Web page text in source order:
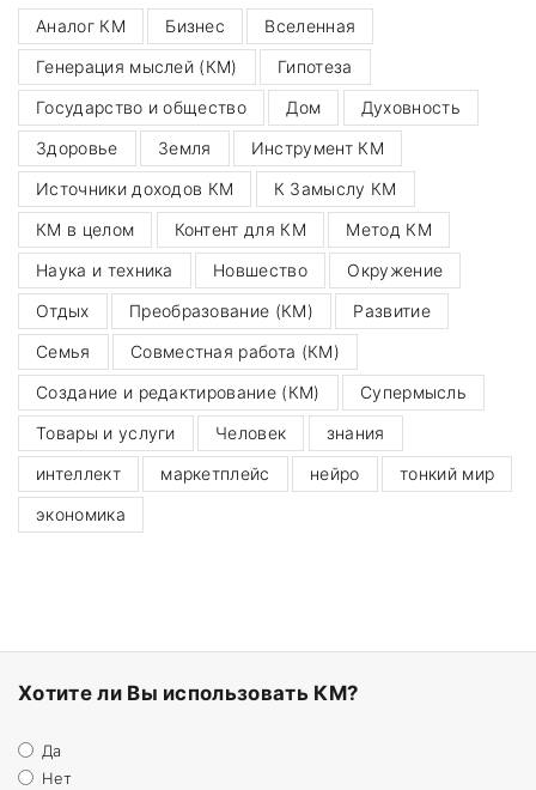
Аналог КМ Бизнес
Вселенная
Генерация мыслей (КМ)
Гипотеза
Государство и общество
Дом
Духовность
Здоровье
Земля
Инструмент КМ
Источники доходов КМ
К Замыслу КМ
КМ в целом
Контент для КМ
Метод КМ
Наука и техника
Новшество
Окружение
Отдых
Преобразование (КМ)
Развитие
Семья
Совместная работа (КМ)
Создание и редактирование (КМ)
Супермысль
Товары и услуги
Человек
знания
интеллект
маркетплейс нейро
тонкий мир
экономика
Хотите ли Вы использовать КМ?
Да
Нет